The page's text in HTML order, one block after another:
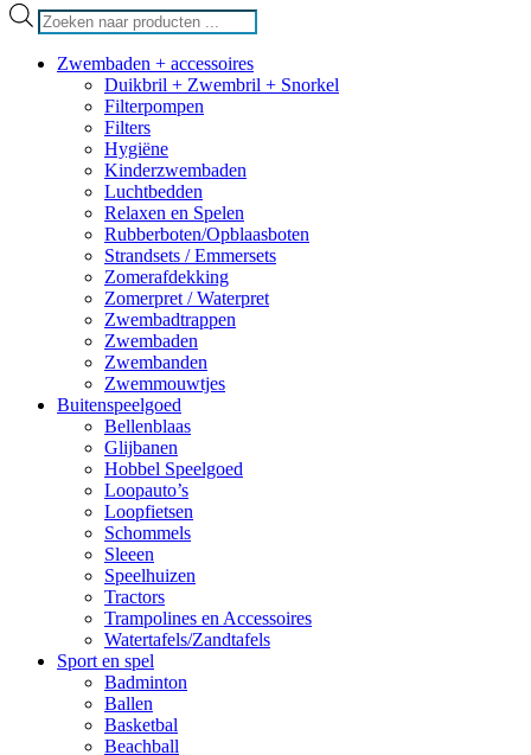
Producten
zoeken
Zwembaden + accessoires
Duikbril + Zwembril + Snorkel
Filterpompen
Filters
Hygiëne
Kinderzwembaden
Luchtbedden
Relaxen en Spelen
Rubberboten/Opblaasboten
Strandsets / Emmersets
Zomerafdekking
Zomerpret / Waterpret
Zwembadtrappen
Zwembaden
Zwembanden
Zwemmouwtjes
Buitenspeelgoed
Bellenblaas
Glijbanen
Hobbel Speelgoed
Loopauto’s
Loopfietsen
Schommels
Sleeen
Speelhuizen
Tractors
Trampolines en Accessoires
Watertafels/Zandtafels
Sport en spel
Badminton
Ballen
Basketbal
Beachball